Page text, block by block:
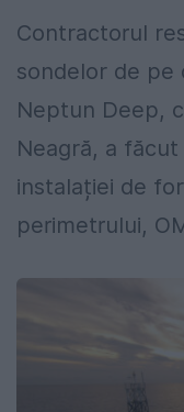
Contractorul
sondelor de pe
Neptun Deep,
Neagră, a
instalației de
perimetrului,